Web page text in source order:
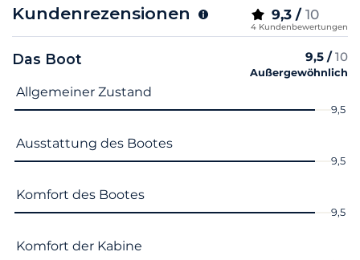
Kundenrezensionen 9,3 / 10
4 Kundenbewertungen
Das Boot 9,5 /10
Außergewöhnlich
Name des Kriteriums
Allgemeiner Zustand
9,5
Ausstattung des Bootes
9,5
Komfort des Bootes
9,5
Komfort der Kabine